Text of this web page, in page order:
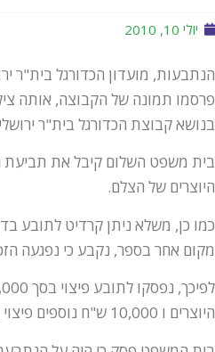
יולי 10, 2010
הנתבעות, מועדון הכדורגל בית"ר
פרסמו תמונה של הקבוצה, אותה
בנושא קבוצת הכדורגל בית"ר
בית משפט השלום קיבל את תביעת
היוצרים של הצלם.
כמו כן, משלא ניתן קרדיט לתובע
מקום אחר בספר, נקבע כי נפגעה
היוצרים ו 10,000 ש"ח נוספים פיצוי בגין פגיעה בזכות המוסרית.